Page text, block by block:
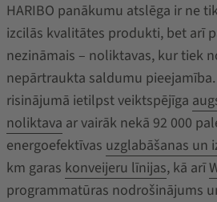
HARIBO panākumu atslēga ir ne
izcilās kvalitātes produkti, bet arī
nezināmais – noliktavas, kur tiek
nepārtraukta saldumu
risinājumā ietilpst veiktspējīga
noliktava ar vairāk nekā 92 000
energoefektīvas uzglabāšanas un
km garas konveijeru līnijas, kā arī
programmatūras nodrošinājums